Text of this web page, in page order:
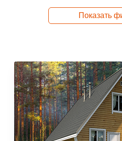
Показать